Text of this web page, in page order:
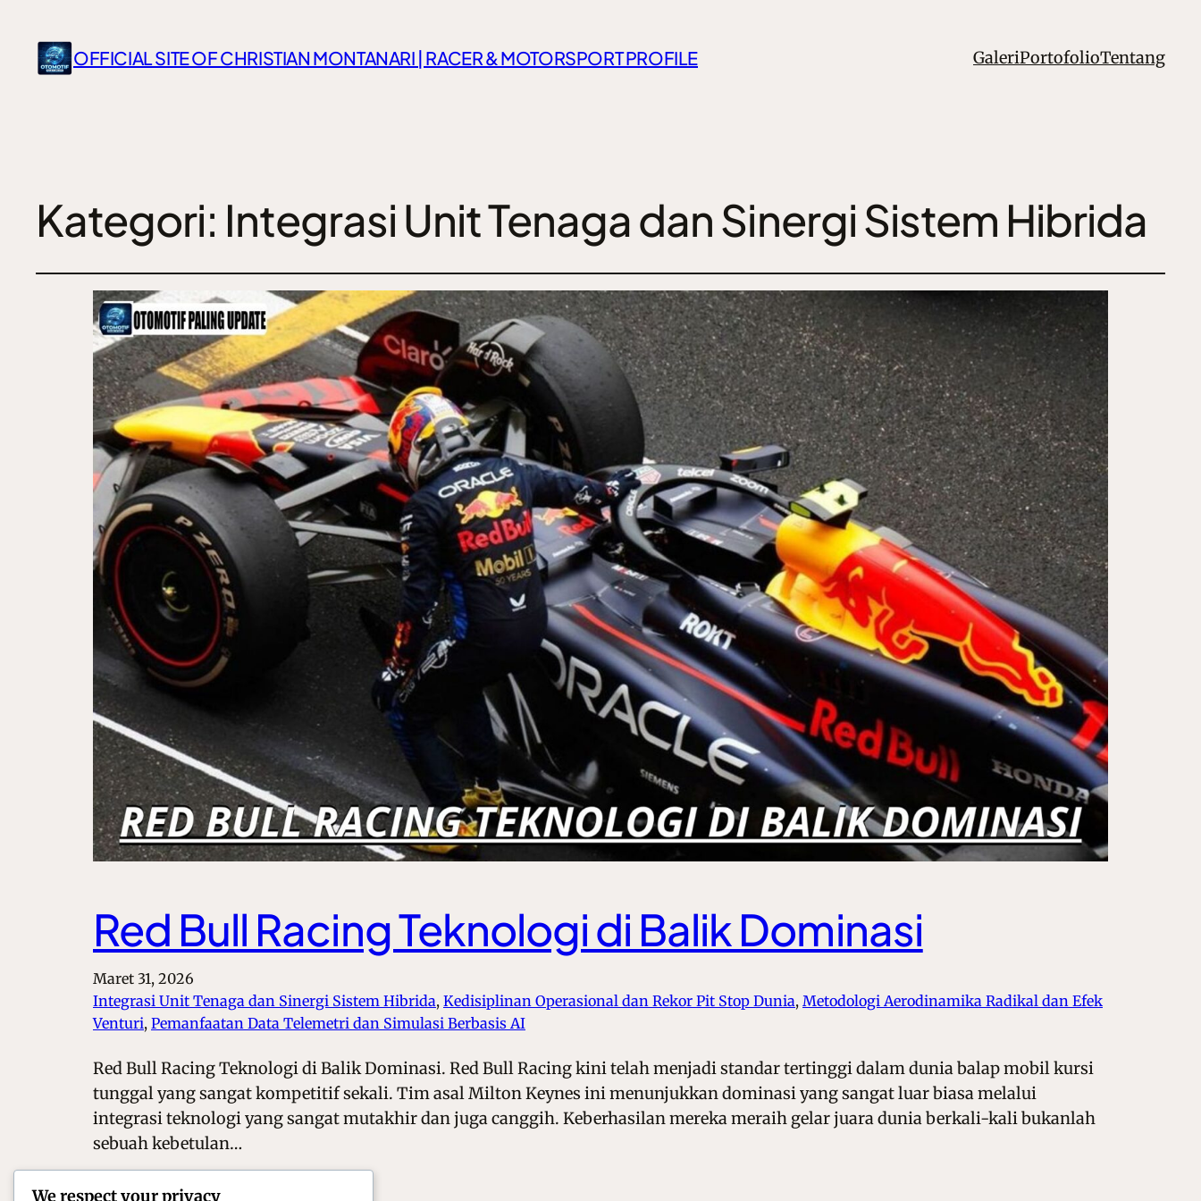
OFFICIAL SITE OF CHRISTIAN MONTANARI | RACER & MOTORSPORT PROFILE GaleriPortofolioTentang
Kategori: Integrasi Unit Tenaga dan Sinergi Sistem Hibrida
Red Bull Racing Teknologi di Balik Dominasi
Maret 31, 2026
Integrasi Unit Tenaga dan Sinergi Sistem Hibrida, Kedisiplinan Operasional dan Rekor Pit Stop Dunia, Metodologi Aerodinamika Radikal dan Efek
Venturi, Pemanfaatan Data Telemetri dan Simulasi Berbasis AI
Red Bull Racing Teknologi di Balik Dominasi. Red Bull Racing kini telah menjadi standar tertinggi dalam dunia balap mobil kursi
tunggal yang sangat kompetitif sekali. Tim asal Milton Keynes ini menunjukkan dominasi yang sangat luar biasa melalui
integrasi teknologi yang sangat mutakhir dan juga canggih. Keberhasilan mereka meraih gelar juara dunia berkali-kali bukanlah
sebuah kebetulan…
We respect your privacy